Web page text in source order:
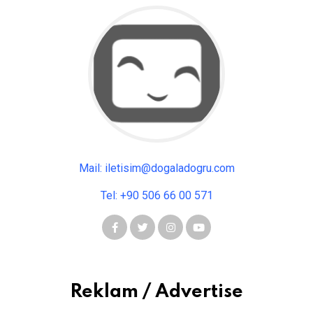
Mail: iletisim@dogaladogru.com
Tel: +90 506 66 00 571
Reklam / Advertise